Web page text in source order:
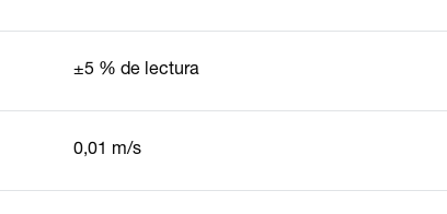
±5 % de lectura
0,01 m/s